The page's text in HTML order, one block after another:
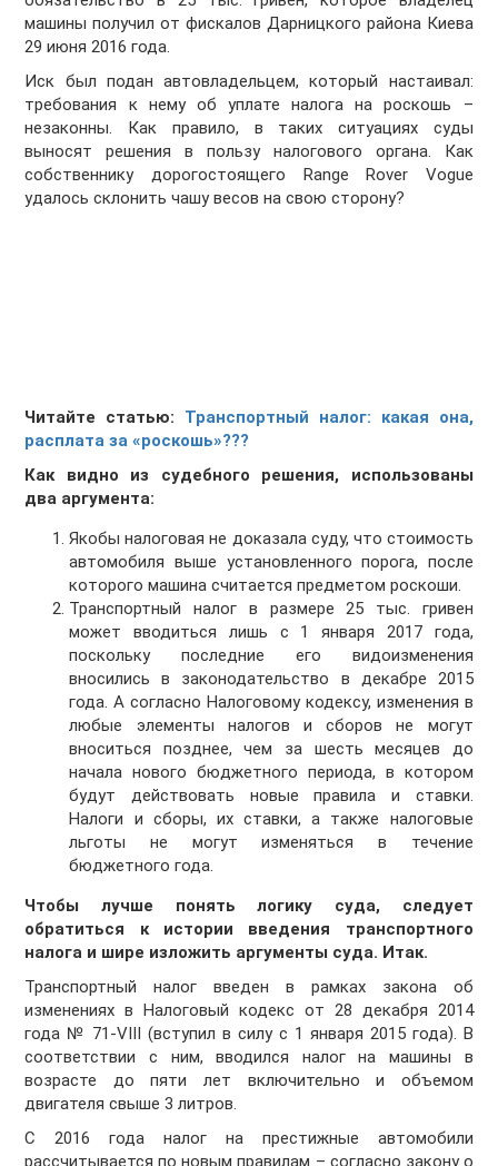
машины получил от фискалов Дарницкого района Киева
29 июня 2016 года.
Иск был подан автовладельцем, который настаивал:
требования к нему об уплате налога на роскошь –
незаконны. Как правило, в таких ситуациях суды
выносят решения в пользу налогового органа. Как
собственнику дорогостоящего Range Rover Vogue
удалось склонить чашу весов на свою сторону?
Читайте статью: Транспортный налог: какая она,
расплата за «роскошь»???
Как видно из судебного решения, использованы
два аргумента:
Якобы налоговая не доказала суду, что стоимость
автомобиля выше установленного порога, после
которого машина считается предметом роскоши.
Транспортный налог в размере 25 тыс. гривен
может вводиться лишь с 1 января 2017 года,
поскольку последние его видоизменения
вносились в законодательство в декабре 2015
года. А согласно Налоговому кодексу, изменения в
любые элементы налогов и сборов не могут
вноситься позднее, чем за шесть месяцев до
начала нового бюджетного периода, в котором
будут действовать новые правила и ставки.
Налоги и сборы, их ставки, а также налоговые
льготы не могут изменяться в течение
бюджетного года.
Чтобы лучше понять логику суда, следует
обратиться к истории введения транспортного
налога и шире изложить аргументы суда. Итак.
Транспортный налог введен в рамках закона об
изменениях в Налоговый кодекс от 28 декабря 2014
года № 71-VIII (вступил в силу с 1 января 2015 года). В
соответствии с ним, вводился налог на машины в
возрасте до пяти лет включительно и объемом
двигателя свыше 3 литров.
С 2016 года налог на престижные автомобили
рассчитывается по новым правилам – согласно закону о